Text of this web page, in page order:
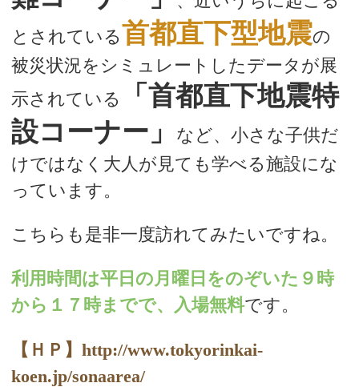
とされている首都直下型地震の
被災状況をシミュレートしたデータが展
示されている
「首都直下地震特
設コーナー」
など、小さな子供だ
けではなく大人が見ても学べる施設にな
っています。
こちらも是非一度訪れてみたいですね。
利用時間は平日の月曜日をのぞいた９時
から１７時までで、入場無料です。
【ＨＰ】http://www.tokyorinkai-
koen.jp/sonaarea/